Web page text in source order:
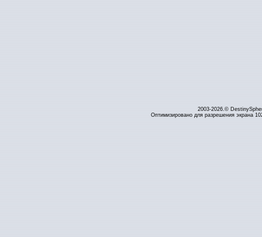
2003-2026.©
Оптимизировано для разрешения экрана